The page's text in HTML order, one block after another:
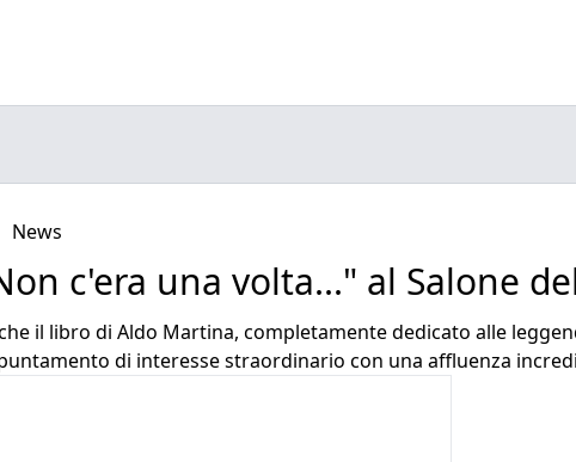
News
c'era una volta..." al Salone
il libro di Aldo Martina, completamente dedicato alle
di interesse straordinario con una affluenza